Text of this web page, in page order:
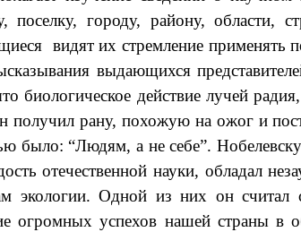
городу, району, области,
видят их стремление применять
выдающихся
действие лучей
получил рану, похожую на ожог и
было: “Людям, а не себе”.
отечественной науки, обладал
Одной из них он считал
огромных успехов нашей страны в